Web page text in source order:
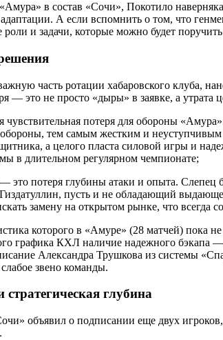
в состав «Сочи», Покотило
А если вспомнить о том, что
и задачи, которые можно будет
часть ротации хабаровского клуба,
это не просто «дыры» в заявке, а утрата
потеря для обороны
обороны, тем самым жестким и
а целого пласта силовой игры и
в длительном регулярном чемпионате;
это потеря глубины атаки и опыта.
пусть и не обладающий
замену на открытом рынке, что всегда
которого в «Амуре» (28 матчей) пока
графика КХЛ наличие надежного бэкапа
Александра Трушкова из системы
звено команды.
глубина
объявил о подписании еще двух